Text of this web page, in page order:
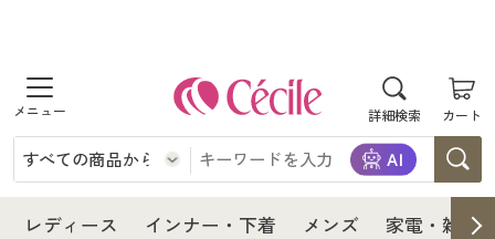
詳細検索 カート
商品を探す
レディース
インナー・下着
レディース インナー・下着 メンズ 家電・雑貨
レディース
レディース通販すべて
レディースファッション
インナー・下着
インナー・下着通販すべて
メンズ